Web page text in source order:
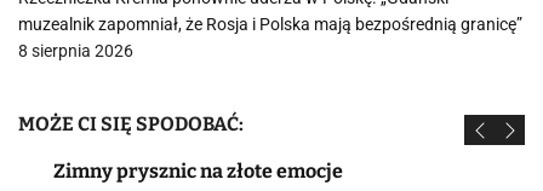
muzealnik zapomniał, że Rosja i Polska mają bezpośrednią granicę”
8 sierpnia 2026
MOŻE CI SIĘ SPODOBAĆ:
Zimny prysznic na złote emocje